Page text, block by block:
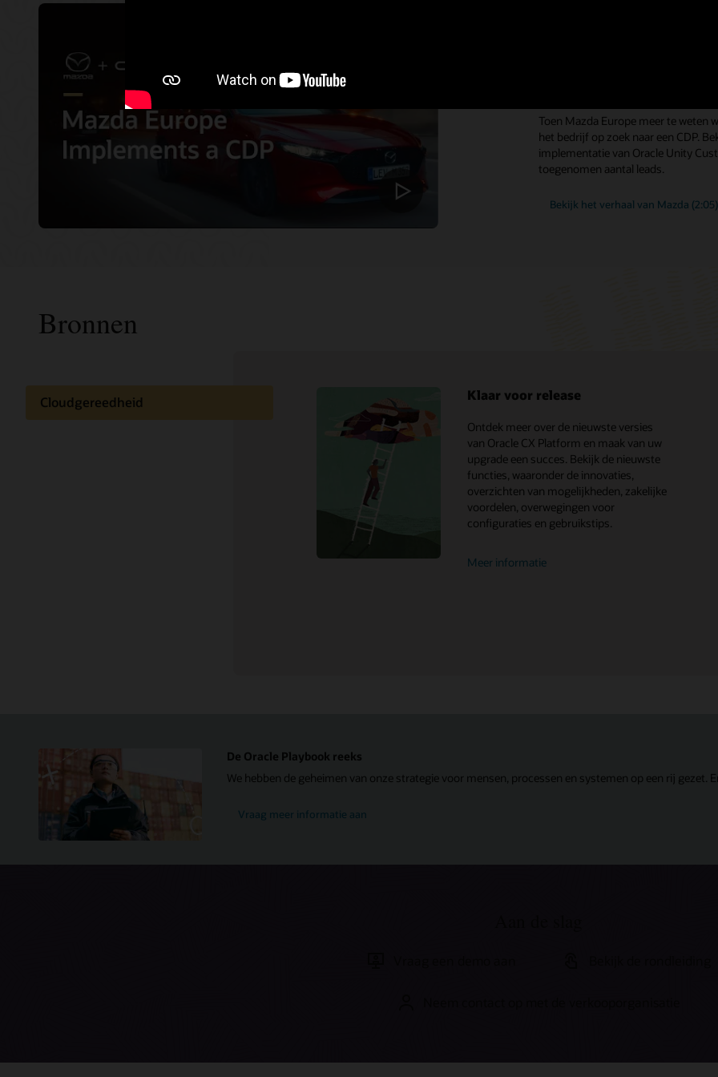
persoonlijker
Toen Mazda Europe meer te weten
het bedrijf op zoek naar een CDP.
implementatie van Oracle Unity
toegenomen aantal leads.
Bekijk het verhaal van Mazda (2:05)
Bronnen
Cloudgereedheid Klaar voor release
Ontdek meer over de nieuwste versies
van Oracle CX Platform en maak van uw
upgrade een succes. Bekijk de nieuwste
functies, waaronder de innovaties,
overzichten van mogelijkheden, zakelijke
voordelen, overwegingen voor
configuraties en gebruikstips.
Meer informatie
De Oracle Playbook reeks
We hebben de geheimen van onze strategie voor mensen, processen en systemen op een rij gezet.
Vraag meer informatie aan